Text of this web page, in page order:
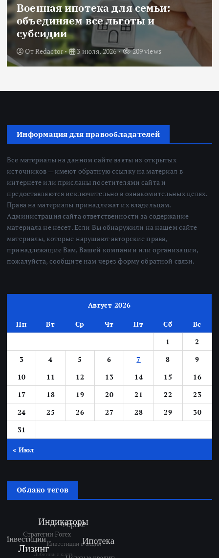
Военная ипотека для семьи:
объединяем все льготы и
субсидии
ОтRedactor 3 июля, 2026 209 views
Информация для правообладателей
Все материалы на данном сайте взяты из открытых
источников — имеют обратную ссылку на материал в
интернете или присланы посетителями сайта и
предоставляются исключительно в ознакомительных целях.
Права на материалы принадлежат их владельцам.
Администрация сайта ответственности за содержание
материала не несет. Если Вы обнаружили на нашем сайте
материалы, которые нарушают авторские права,
принадлежащие Вам, Вашей компании или организации,
пожалуйста, сообщите нам через форму обратной связи.
Август 2026
Пн Вт Ср Чт Пт Сб
Вс
1
2
3
4 5 6 7 8
9
10
11 12 13 14 15
16
17
18 19 20 21 22
23
24
25 26 27 28 29
30
31
« Июл
Облако тегов